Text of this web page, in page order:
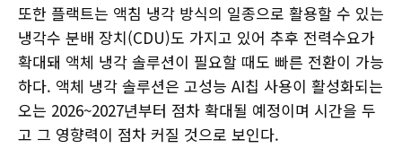
또한 플랙트는 액침 냉각 방식의 일종으로 활용할 수 있는
냉각수 분배 장치(CDU)도 가지고 있어 추후 전력수요가
확대돼 액체 냉각 솔루션이 필요할 때도 빠른 전환이 가능
하다. 액체 냉각 솔루션은 고성능 AI칩 사용이 활성화되는
오는 2026~2027년부터 점차 확대될 예정이며 시간을 두
고 그 영향력이 점차 커질 것으로 보인다.